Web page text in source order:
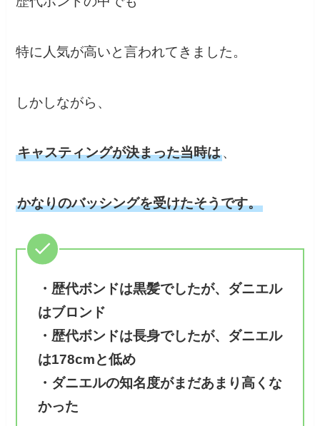
特に人気が高いと言われてきました。
しかしながら、
キャスティングが決まった当時は、
かなりのバッシングを受けたそうです。
・歴代ボンドは黒髪でしたが、ダニエル
はブロンド
・歴代ボンドは長身でしたが、ダニエル
は178cmと低め
・ダニエルの知名度がまだあまり高くな
かった